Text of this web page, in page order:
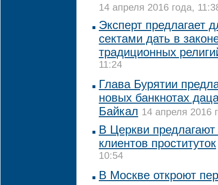
14 апреля 2016 года,
Эксперт предлагает
сектами дать в
традиционных
11:24
Глава Бурятии
новых банкнотах
Байкал 14 апреля 2016
В Церкви
клиентов проституток
10:54
В Москве откроют